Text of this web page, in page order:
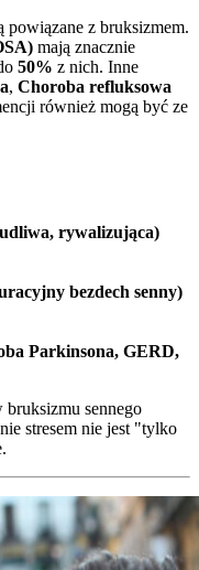
powiązane z bruksizmem.
mają znacznie
50% z nich. Inne
, Choroba refluksowa
również mogą być ze
rywalizująca)
bezdech senny)
Parkinsona, GERD,
bruksizmu sennego
stresem nie jest "tylko